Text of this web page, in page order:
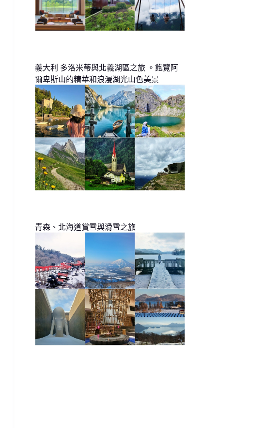
義大利 多洛米蒂與北義湖區之旅 。飽覽阿
爾卑斯山的精華和浪漫湖光山色美景
青森、北海道賞雪與滑雪之旅